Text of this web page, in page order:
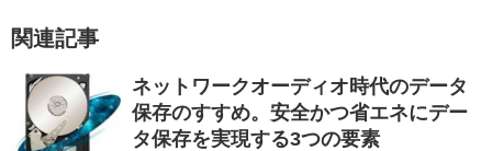
関連記事
ネットワークオーディオ時代のデータ
保存のすすめ。安全かつ省エネにデー
タ保存を実現する3つの要素